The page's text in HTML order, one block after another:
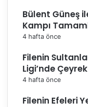
Bülent Güneş
Kampı
4 hafta önce
Filenin
Ligi’nde
4 hafta önce
Filenin Efeleri